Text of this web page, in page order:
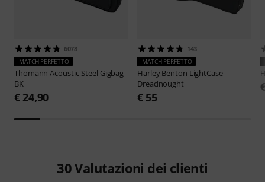
6078
MATCH PERFETTO
ThomannAcoustic-Steel Gigbag
BK
€ 24,90
143
MATCH PERFETTO
Harley Benton LightCase-
Dreadnought
€ 55
30Valutazioni dei clienti